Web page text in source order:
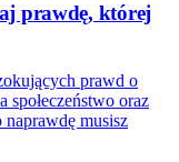
prawdę, której
prawd o
społeczeństwo oraz
musisz